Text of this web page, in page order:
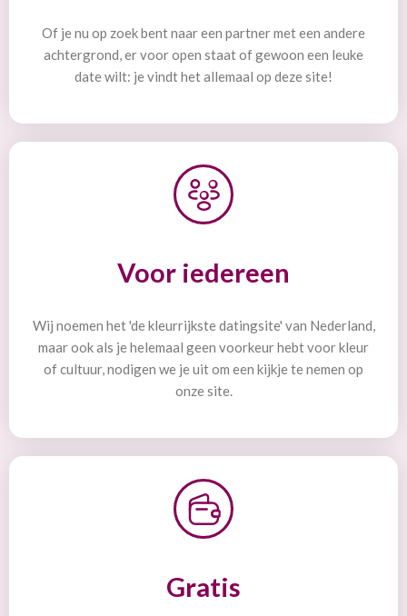
Of je nu op zoek bent naar een partner met een andere
achtergrond, er voor open staat of gewoon een leuke
date wilt: je vindt het allemaal op deze site!
Voor iedereen
Wij noemen het 'de kleurrijkste datingsite' van Nederland,
maar ook als je helemaal geen voorkeur hebt voor kleur
of cultuur, nodigen we je uit om een kijkje te nemen op
onze site.
Gratis